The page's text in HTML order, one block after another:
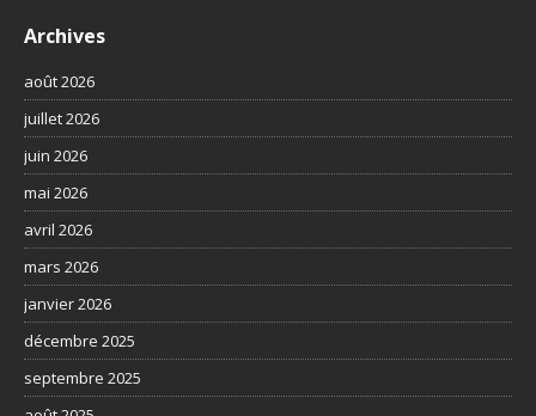
Archives
août 2026
juillet 2026
juin 2026
mai 2026
avril 2026
mars 2026
janvier 2026
décembre 2025
septembre 2025